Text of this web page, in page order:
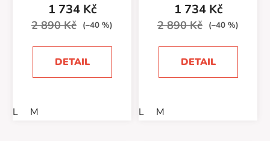
1 734 Kč
2 890 Kč (–40 %)
DETAIL
L M
1 734 Kč
2 890 Kč (–40 %)
DETAIL
L M